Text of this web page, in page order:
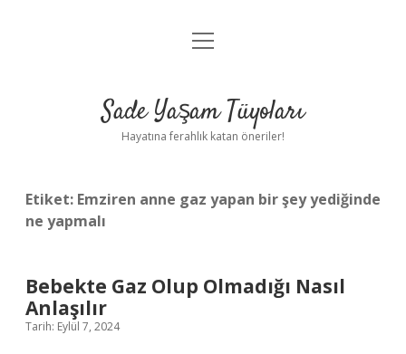
Anasayfa
Yasal Uyarı
menüyü
Sade Yaşam Tüyoları
Hayatına ferahlık katan öneriler!
Etiket: Emziren anne gaz yapan bir şey yediğinde
ne yapmalı
Bebekte Gaz Olup Olmadığı Nasıl
Anlaşılır
Tarih: Eylül 7, 2024